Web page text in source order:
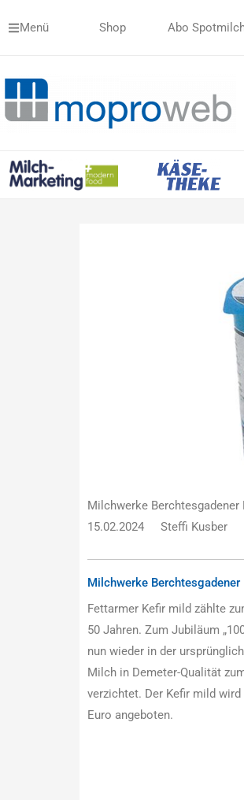
InhaltMenü Shop Abo
Milchwerke Berchtesgadener
15.02.2024
Steffi Kusber
Milchwerke Berchtesgadener
Fettarmer Kefir mild zählte
50 Jahren. Zum Jubiläum
nun wieder in der
Milch in Demeter-Qualität
verzichtet. Der Kefir mild
Euro angeboten.